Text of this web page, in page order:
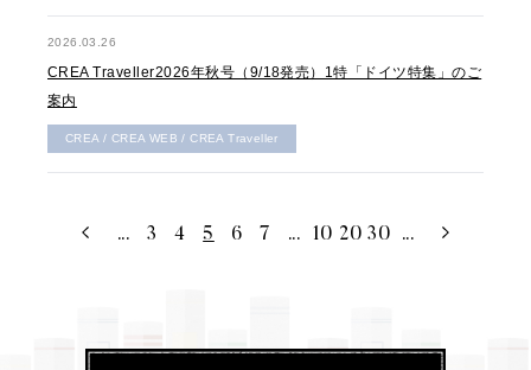
2026.03.26
CREA Traveller2026年秋号（9/18発売）1特「ドイツ特集」のご
案内
CREA / CREA WEB / CREA Traveller
... 3 4 5 6 7 ... 10 20 30 ...